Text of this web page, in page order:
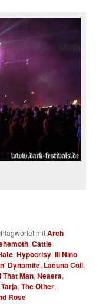
mitArch
,Cattle
,Hypocrisy,Ill Nino,
Dynamite, Lacuna Coil,
That Man,Neaera,
Tarja,The Other,
Rose